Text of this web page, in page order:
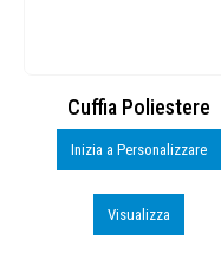
Cuffia Poliestere
Inizia a Personalizzare
Visualizza